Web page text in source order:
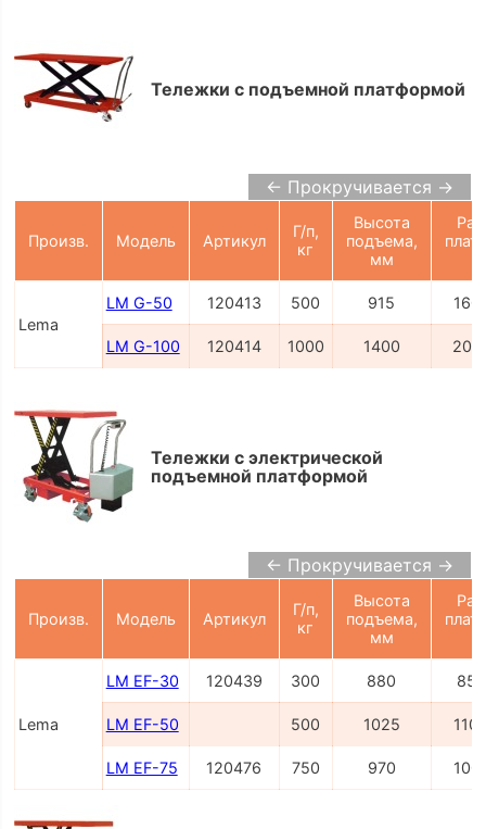
Тележки с подъемной платформой
← Прокручивается →
Произв. Модель Артикул
Г/п,
кг
Высота
подъема,
мм
Lema
LM G-50 120413 500 915
LM G-100 120414 1000 1400
Тележки с электрической
подъемной платформой
← Прокручивается →
Произв. Модель Артикул
Г/п,
кг
Высота
подъема,
мм
Lema
LM EF-30 120439 300 880
LM EF-50 500 1025
LM EF-75 120476 750 970